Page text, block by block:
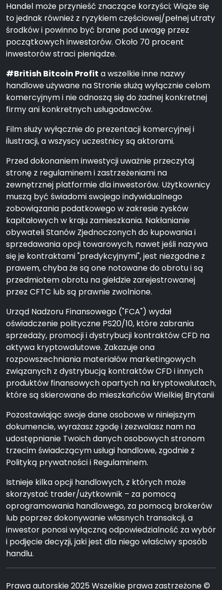
Handel może przynieść znaczące korzyści; Wiąże się
to jednak również z ryzykiem częściowej/pełnej utraty
środków i powinno być brane pod uwagę przez
początkowych inwestorów. Około 70 procent
inwestorów straci pieniądze.
#British Bitcoin Profit a wszelkie inne nazwy
handlowe używane na Stronie służą wyłącznie celom
komercyjnym i nie odnoszą się do żadnej konkretnej
firmy ani konkretnych usługodawców.
Film służy wyłącznie do prezentacji komercyjnej i
ilustracji, a wszyscy uczestnicy są aktorami.
Przed dokonaniem inwestycji uważnie przeczytaj
stronę z regulaminem i zastrzeżeniami na
zewnętrznej platformie dla inwestorów. Użytkownicy
muszą być świadomi swojego indywidualnego
zobowiązania podatkowego w zakresie zysków
kapitałowych w kraju zamieszkania. Nakłanianie
obywateli Stanów Zjednoczonych do kupowania i
sprzedawania opcji towarowych, nawet jeśli nazywa
się je kontraktami "predykcyjnymi", jest niezgodne z
prawem, chyba że są one notowane do obrotu i są
przedmiotem obrotu na giełdzie zarejestrowanej
przez CFTC lub są prawnie zwolnione.
Urząd Nadzoru Finansowego ("FCA") wydał
oświadczenie polityczne PS20/10, które zabrania
sprzedaży, promocji i dystrybucji kontraktów CFD na
aktywa kryptowalutowe. Zakazuje ona
rozpowszechniania materiałów marketingowych
związanych z dystrybucją kontraktów CFD i innych
produktów finansowych opartych na kryptowalutach,
które są skierowane do mieszkańców Wielkiej Brytanii
Pozostawiając swoje dane osobowe w niniejszym
dokumencie, wyrażasz zgodę i zezwalasz nam na
udostępnianie Twoich danych osobowych stronom
trzecim świadczącym usługi handlowe, zgodnie z
Polityką prywatności i Regulaminem.
Istnieje kilka opcji handlowych, z których może
skorzystać trader/użytkownik – za pomocą
oprogramowania handlowego, za pomocą brokerów
lub poprzez dokonywanie własnych transakcji, a
inwestor ponosi wyłączną odpowiedzialność za wybór
i podjęcie decyzji, jaki jest dla niego właściwy sposób
handlu.
Prawa autorskie 2025 Wszelkie prawa zastrzeżone ©